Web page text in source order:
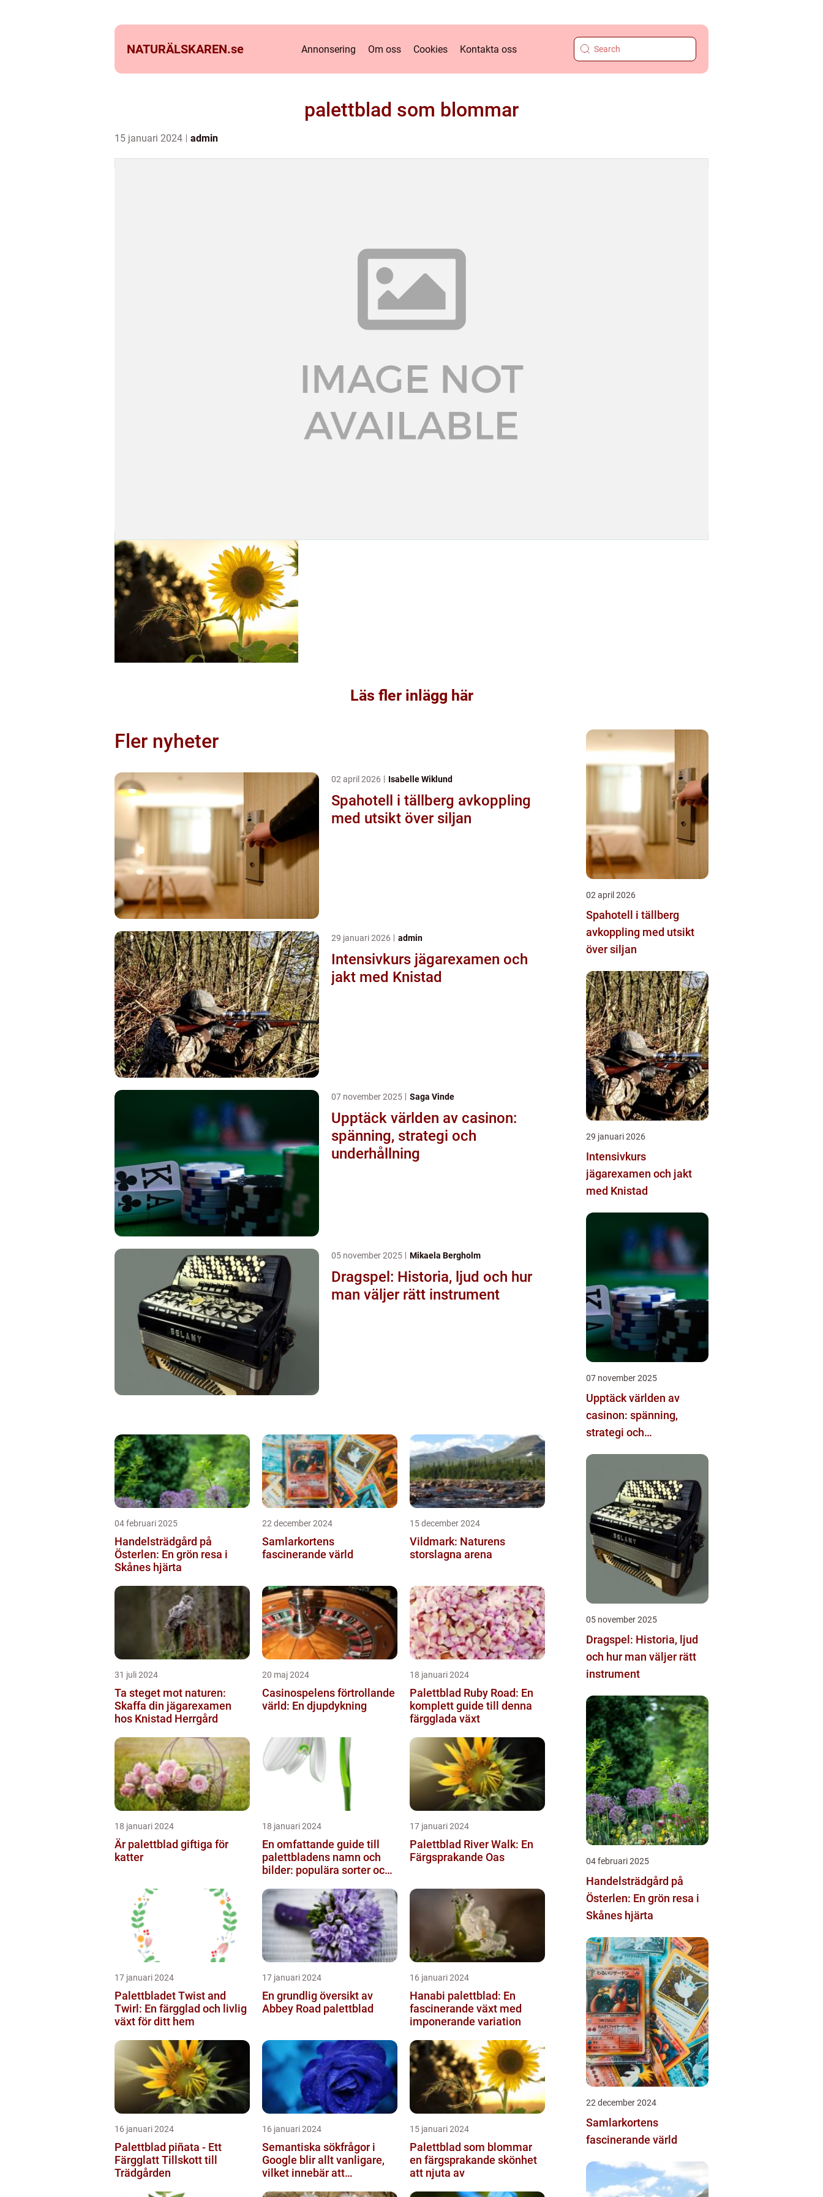
NATURÄLSKAREN.se Annonsering Om oss Cookies Kontakta oss
palettblad som blommar
15 januari 2024 admin
Läs fler inlägg här
Fler nyheter
02 april 2026 Isabelle Wiklund
Spahotell i tällberg avkoppling
med utsikt över siljan
29 januari 2026 admin
Intensivkurs jägarexamen och
jakt med Knistad
07 november 2025 Saga Vinde
Upptäck världen av casinon:
spänning, strategi och
underhållning
05 november 2025 Mikaela Bergholm
Dragspel: Historia, ljud och hur
man väljer rätt instrument
04 februari 2025
Handelsträdgård på
Österlen: En grön resa i
Skånes hjärta
22 december 2024
Samlarkortens
fascinerande värld
15 december 2024
Vildmark: Naturens
storslagna arena
31 juli 2024
Ta steget mot naturen:
Skaffa din jägarexamen
hos Knistad Herrgård
20 maj 2024
Casinospelens förtrollande
värld: En djupdykning
18 januari 2024
Palettblad Ruby Road: En
komplett guide till denna
färgglada växt
18 januari 2024
Är palettblad giftiga för
katter
18 januari 2024
En omfattande guide till
palettbladens namn och
bilder: populära sorter och
17 januari 2024
Palettblad River Walk: En
Färgsprakande Oas
17 januari 2024
Palettbladet Twist and
Twirl: En färgglad och livlig
växt för ditt hem
17 januari 2024
En grundlig översikt av
Abbey Road palettblad
16 januari 2024
Hanabi palettblad: En
fascinerande växt med
imponerande variation
16 januari 2024
Palettblad piñata - Ett
Färgglatt Tillskott till
Trädgården
16 januari 2024
Semantiska sökfrågor i
Google blir allt vanligare,
vilket innebär att
15 januari 2024
Palettblad som blommar
en färgsprakande skönhet
att njuta av
02 april 2026
Spahotell i tällberg
avkoppling med utsikt
över siljan
29 januari 2026
Intensivkurs
jägarexamen och jakt
med Knistad
07 november 2025
Upptäck världen av
casinon: spänning,
strategi och
05 november 2025
Dragspel: Historia, ljud
och hur man väljer rätt
instrument
04 februari 2025
Handelsträdgård på
Österlen: En grön resa i
Skånes hjärta
22 december 2024
Samlarkortens
fascinerande värld